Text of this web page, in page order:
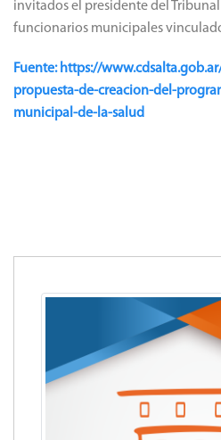
invitados el presidente del
funcionarios municipales
Fuente: https://
propuesta-de-creacion-del-
municipal-de-la-salud